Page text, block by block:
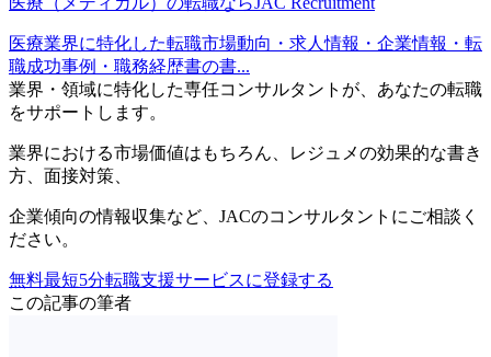
医療業界に特化した転職市場動向・求人情報・企業情報・転
職成功事例・職務経歴書の書...
業界・領域に特化した専任コンサルタントが、 あなたの転職
をサポートします。
業界における市場価値はもちろん、
レジュメの効果的な書き
方
面接対策
企業傾向の情報収集など、 JACのコンサルタントにご相談く
ださい。
無料最短5分転職支援サービスに登録する
この記事の筆者